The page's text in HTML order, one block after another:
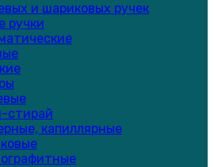
и шариковых ручек
ручки
стирай
капиллярные